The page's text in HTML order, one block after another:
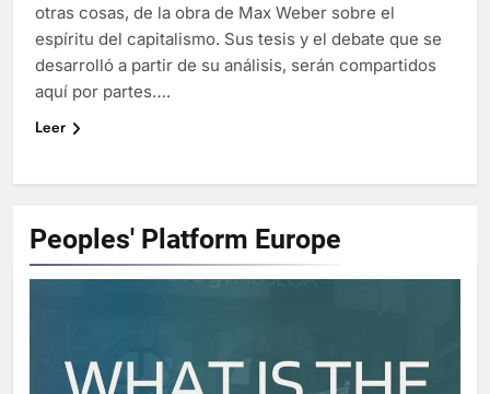
otras cosas, de la obra de Max Weber sobre el
espíritu del capitalismo. Sus tesis y el debate que se
desarrolló a partir de su análisis, serán compartidos
aquí por partes….
Leer
Peoples' Platform Europe